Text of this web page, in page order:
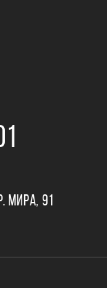
МИРА, 91